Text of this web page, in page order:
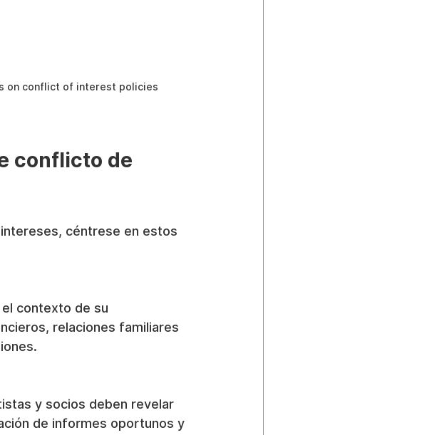
on conflict of interest policies
conflicto de
céntrese en estos
contexto de su
relaciones familiares
y socios deben revelar
de informes oportunos y